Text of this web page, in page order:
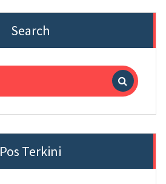
Search
Pos Terkini